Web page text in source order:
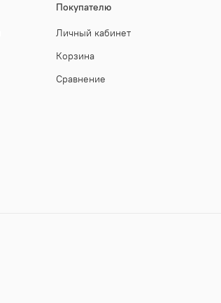
Покупателю
Личный кабинет
Корзина
Сравнение